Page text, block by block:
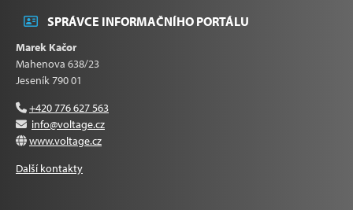
SPRÁVCE INFORMAČNÍHO PORTÁLU
Marek Kačor
Mahenova 638/23
Jeseník 790 01
+420 776 627 563
info@voltage.cz
www.voltage.cz
Další kontakty